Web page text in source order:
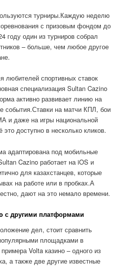
турниры.Каждую неделю
с призовым фондом до
году один из турниров собрал
– больше, чем любое другое
любителей спортивных ставок
специализация Sultan Cazino
активно развивает линию на
события.Ставки на матчи КПЛ, бои
и даже на игры национальной
доступно в несколько кликов.
адаптирована под мобильные
Cazino работает на iOS и
для казахстанцев, которые
на работе или в пробках.А
дают на это немало времени.
с другими платформами
дел, стоит сравнить
площадками в
Volta казино – одного из
а также две другие известные